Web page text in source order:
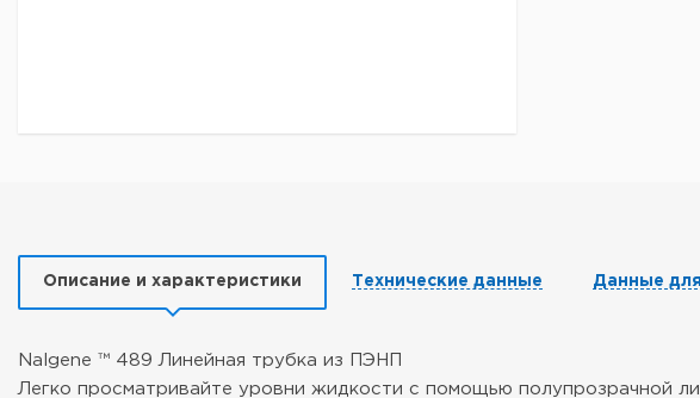
Описание и характеристики Технические данные Данные
Nalgene ™ 489 Линейная трубка из ПЭНП
Легко просматривайте уровни жидкости с помощью полупрозрачной